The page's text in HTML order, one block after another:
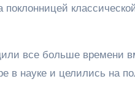
все больше времени
в науке и целились на